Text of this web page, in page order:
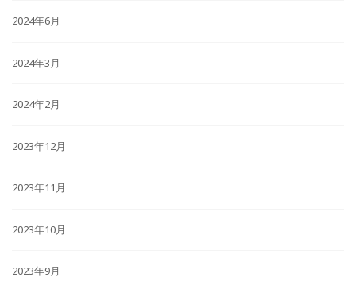
2024年6月
2024年3月
2024年2月
2023年12月
2023年11月
2023年10月
2023年9月